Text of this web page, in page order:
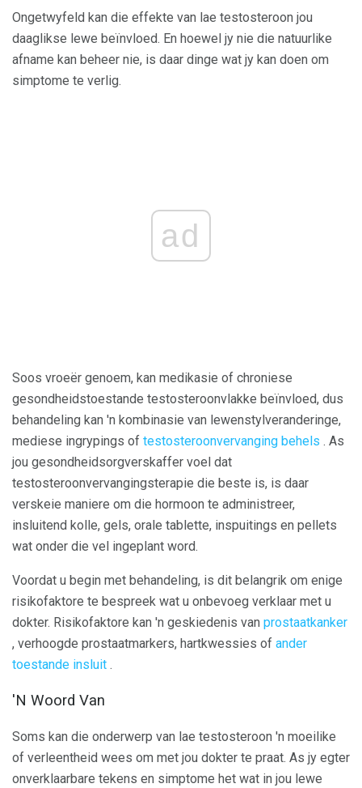
Ongetwyfeld kan die effekte van lae testosteroon jou
daaglikse lewe beïnvloed. En hoewel jy nie die natuurlike
afname kan beheer nie, is daar dinge wat jy kan doen om
simptome te verlig.
ad
Soos vroeër genoem, kan medikasie of chroniese
gesondheidstoestande testosteroonvlakke beïnvloed, dus
behandeling kan 'n kombinasie van lewenstylveranderinge,
mediese ingrypings of testosteroonvervanging behels . As
jou gesondheidsorgverskaffer voel dat
testosteroonvervangingsterapie die beste is, is daar
verskeie maniere om die hormoon te administreer,
insluitend kolle, gels, orale tablette, inspuitings en pellets
wat onder die vel ingeplant word.
Voordat u begin met behandeling, is dit belangrik om enige
risikofaktore te bespreek wat u onbevoeg verklaar met u
dokter. Risikofaktore kan 'n geskiedenis van prostaatkanker
, verhoogde prostaatmarkers, hartkwessies of ander
toestande insluit .
'N Woord Van
Soms kan die onderwerp van lae testosteroon 'n moeilike
of verleentheid wees om met jou dokter te praat. As jy egter
onverklaarbare tekens en simptome het wat in jou lewe